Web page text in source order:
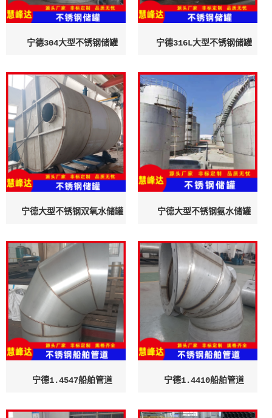
宁德304大型不锈钢储罐 宁德316L大型不锈钢储罐
宁德大型不锈钢双氧水储罐 宁德大型不锈钢氨水储罐
宁德1.4547船舶管道 宁德1.4410船舶管道